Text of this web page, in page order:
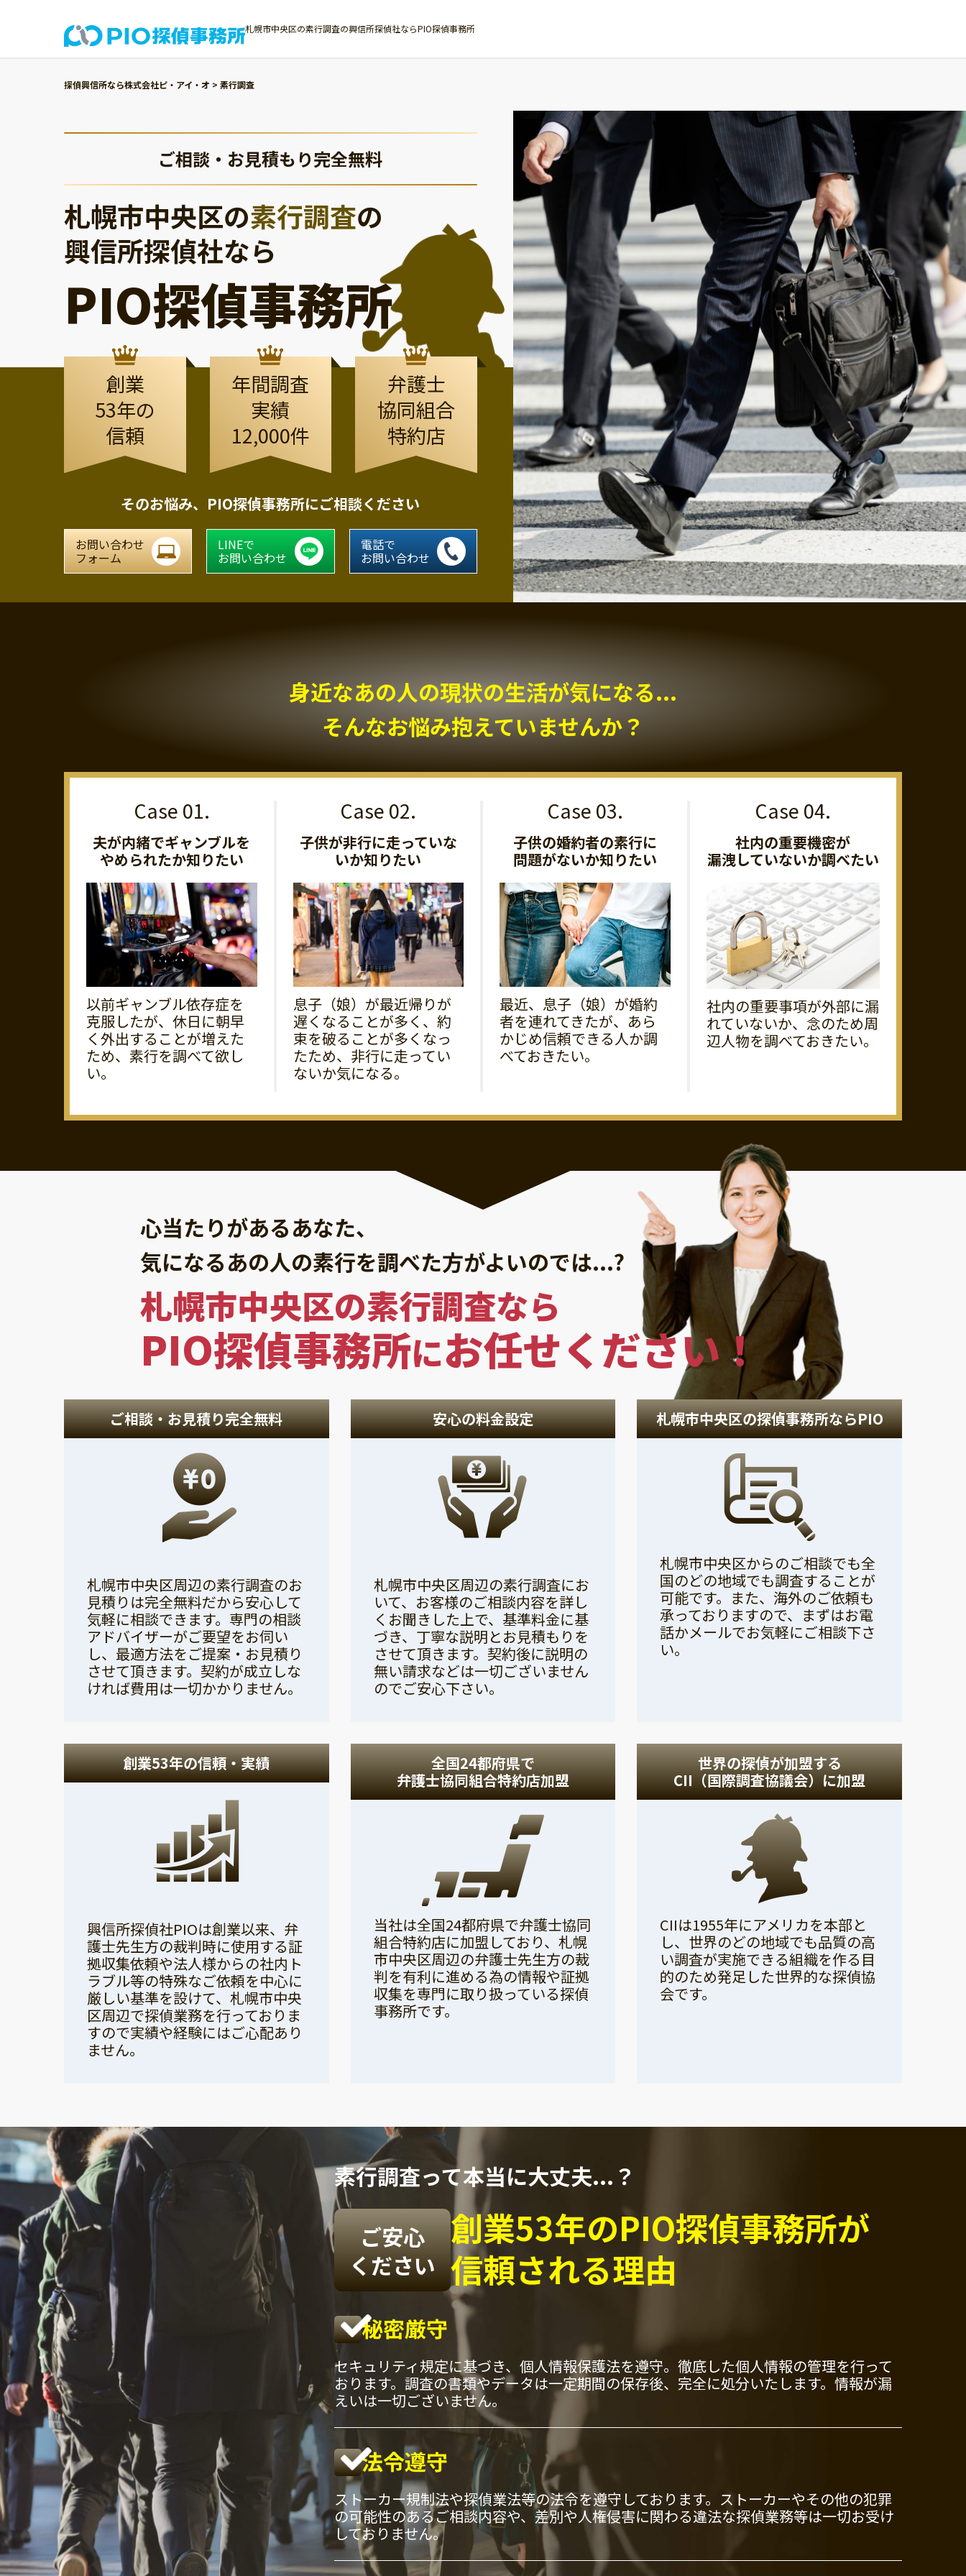
札幌市中央区の素行調査の興信所探偵社ならPIO探偵事務所
探偵興信所なら株式会社ピ・アイ・オ > 素行調査
ご相談・お見積もり完全無料
札幌市中央区の素行調査の
興信所探偵社なら
PIO探偵事務所
創業
53年の
信頼
年間調査
実績
12,000件
弁護士
協同組合
特約店
そのお悩み、 PIO探偵事務所にご相談ください
お問い合わせ
フォーム
LINEで
お問い合わせ
電話で
お問い合わせ
身近なあの人の現状の生活が気になる...
そんなお悩み抱えていませんか？
夫が内緒でギャンブルを
やめられたか知りたい
以前ギャンブル依存症を
克服したが、休日に朝早
く外出することが増えた
ため、素行を調べて欲し
い。
子供が非行に走っていな
いか知りたい
息子（娘）が最近帰りが
遅くなることが多く、約
束を破ることが多くなっ
たため、非行に走ってい
ないか気になる。
子供の婚約者の素行に
問題がないか知りたい
最近、息子（娘）が婚約
者を連れてきたが、あら
かじめ信頼できる人か調
べておきたい。
社内の重要機密が
漏洩していないか調べたい
社内の重要事項が外部に漏
れていないか、念のため周
辺人物を調べておきたい。
心当たりがあるあなた、
気になるあの人の素行を調べた方がよいのでは...?
札幌市中央区の素行調査なら
PIO探偵事務所にお任せください！
ご相談・お見積り完全無料
札幌市中央区周辺の素行調査のお
見積りは完全無料だから安心して
気軽に相談できます。専門の相談
アドバイザーがご要望をお伺い
し、最適方法をご提案・お見積り
させて頂きます。契約が成立しな
ければ費用は一切かかりません。
安心の料金設定
札幌市中央区周辺の素行調査にお
いて、お客様のご相談内容を詳し
くお聞きした上で、基準料金に基
づき、丁寧な説明とお見積もりを
させて頂きます。契約後に説明の
無い請求などは一切ございません
のでご安心下さい。
札幌市中央区の探偵事務所ならPIO
札幌市中央区からのご相談でも全
国のどの地域でも調査することが
可能です。また、海外のご依頼も
承っておりますので、まずはお電
話かメールでお気軽にご相談下さ
い。
創業53年の信頼・実績
興信所探偵社PIOは創業以来、弁
護士先生方の裁判時に使用する証
拠収集依頼や法人様からの社内ト
ラブル等の特殊なご依頼を中心に
厳しい基準を設けて、札幌市中央
区周辺で探偵業務を行っておりま
すので実績や経験にはご心配あり
ません。
全国24都府県で
弁護士協同組合特約店加盟
当社は全国24都府県で弁護士協同
組合特約店に加盟しており、札幌
市中央区周辺の弁護士先生方の裁
判を有利に進める為の情報や証拠
収集を専門に取り扱っている探偵
事務所です。
世界の探偵が加盟する
CII（国際調査協議会）に加盟
CIIは1955年にアメリカを本部と
し、世界のどの地域でも品質の高
い調査が実施できる組織を作る目
的のため発足した世界的な探偵協
会です。
素行調査って本当に大丈夫...？
ご安心
ください
創業53年のPIO探偵事務所が
信頼される理由
秘密厳守
セキュリティ規定に基づき、個人情報保護法を遵守。徹底した個人情報の管理を行って
おります。調査の書類やデータは一定期間の保存後、完全に処分いたします。情報が漏
えいは一切ございません。
法令遵守
ストーカー規制法や探偵業法等の法令を遵守しております。ストーカーやその他の犯罪
の可能性のあるご相談内容や、差別や人権侵害に関わる違法な探偵業務等は一切お受け
しておりません。